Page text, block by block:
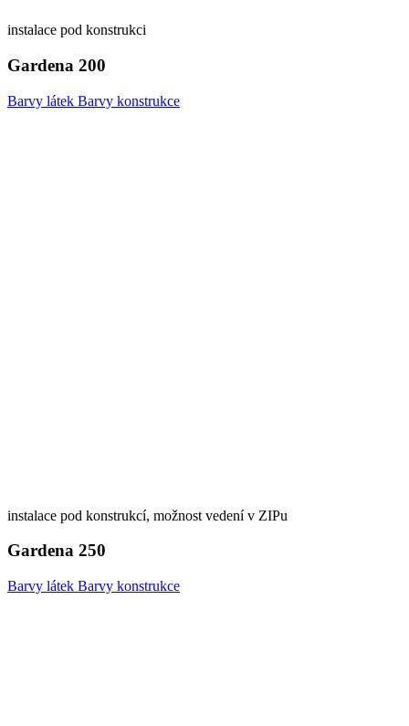
instalace pod konstrukci
Gardena 200
Barvy látek Barvy konstrukce
instalace pod konstrukcí, možnost vedení v ZIPu
Gardena 250
Barvy látek Barvy konstrukce